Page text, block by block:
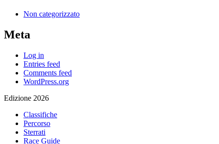
Non categorizzato
Meta
Log in
Entries feed
Comments feed
WordPress.org
Edizione 2026
Classifiche
Percorso
Sterrati
Race Guide